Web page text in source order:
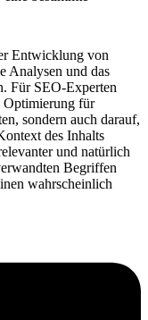
Entwicklung von
Analysen und das
Für SEO-Experten
Optimierung für
sondern auch darauf,
des Inhalts
und natürlich
Begriffen
wahrscheinlich